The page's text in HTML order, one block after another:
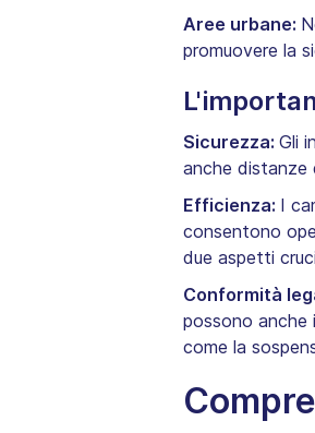
Aree urbane:
promuovere la
Sicurezza: Gli
anche distanze
Efficienza: I
consentono
due aspetti
Conformità
possono anche
come la